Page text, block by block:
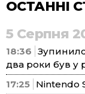
ОСТАННІ
5 Серпня
18:36
два роки був у
17:25 Nintendo